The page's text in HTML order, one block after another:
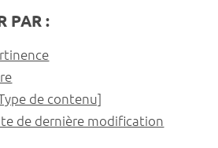
PAR :
de contenu]
de dernière modification